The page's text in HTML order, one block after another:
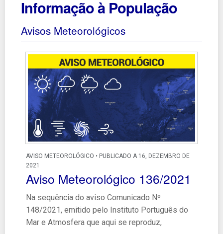
Informação à População
Avisos Meteorológicos
AVISO METEOROLÓGICO • PUBLICADO A 16, DEZEMBRO DE
2021
Aviso Meteorológico 136/2021
Na sequência do aviso Comunicado Nº
148/2021, emitido pelo Instituto Português do
Mar e Atmosfera que aqui se reproduz,